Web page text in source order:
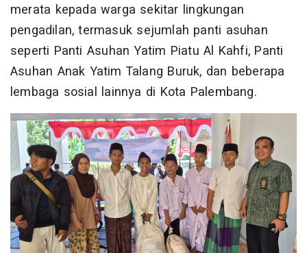
merata kepada warga sekitar lingkungan
pengadilan, termasuk sejumlah panti asuhan
seperti Panti Asuhan Yatim Piatu Al Kahfi, Panti
Asuhan Anak Yatim Talang Buruk, dan beberapa
lembaga sosial lainnya di Kota Palembang.